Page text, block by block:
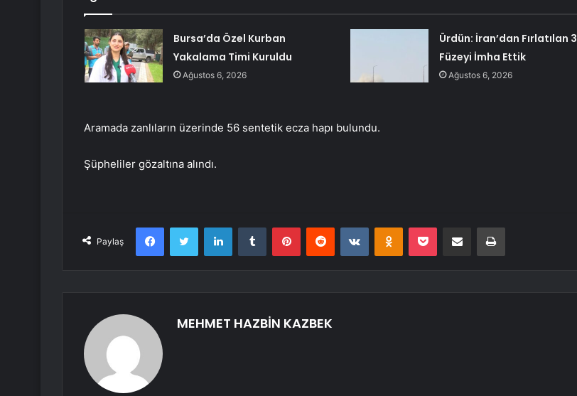
Bursa’da Özel Kurban
Yakalama Timi Kuruldu
Ağustos 6, 2026
Ürdün: İran’dan Fırlatılan 3
Füzeyi İmha Ettik
Ağustos 6, 2026
Aramada zanlıların üzerinde 56 sentetik ecza hapı bulundu.
Şüpheliler gözaltına alındı.
Paylaş
FacebookTwitter LinkedInTumblr PinterestReddit VKontakteOdnoklassniki
Pocket E-Posta ile paylaş Yazdır
MEHMET HAZBİN KAZBEK